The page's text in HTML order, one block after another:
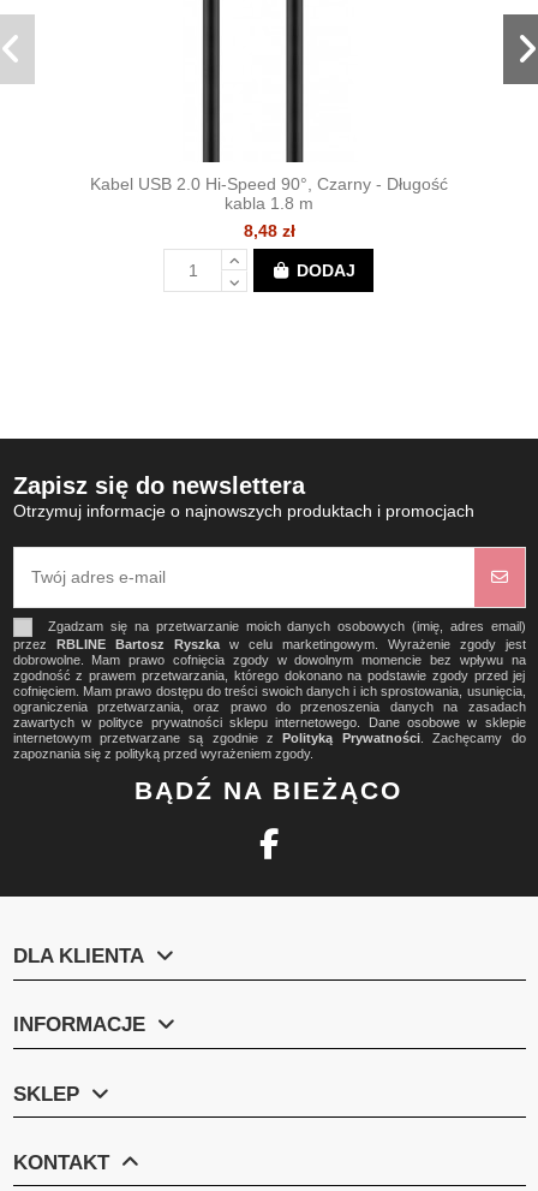
Kabel USB 2.0 Hi-Speed 90°, Czarny - Długość
kabla 1.8 m
8,48 zł
DODAJ
Zapisz się do newslettera
Otrzymuj informacje o najnowszych produktach i promocjach
Zgadzam się na przetwarzanie moich danych osobowych (imię, adres email)
przez
RBLINE Bartosz Ryszkaw celu marketingowym. Wyrażenie zgody jest
dobrowolne. Mam prawo cofnięcia zgody w dowolnym momencie bez wpływu na
zgodność z prawem przetwarzania, którego dokonano na podstawie zgody przed jej
cofnięciem. Mam prawo dostępu do treści swoich danych i ich sprostowania, usunięcia,
ograniczenia przetwarzania, oraz prawo do przenoszenia danych na zasadach
zawartych w polityce prywatności sklepu internetowego. Dane osobowe w sklepie
internetowym przetwarzane są zgodnie z
Polityką Prywatności. Zachęcamy do
zapoznania się z polityką przed wyrażeniem zgody.
BĄDŹ NA BIEŻĄCO
DLA KLIENTA
INFORMACJE
SKLEP
KONTAKT